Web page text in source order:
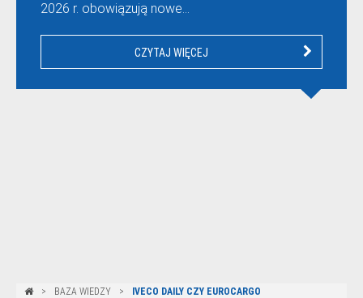
2026 r. obowiązują nowe…
CZYTAJ WIĘCEJ
BAZA WIEDZY IVECO DAILY CZY EUROCARGO